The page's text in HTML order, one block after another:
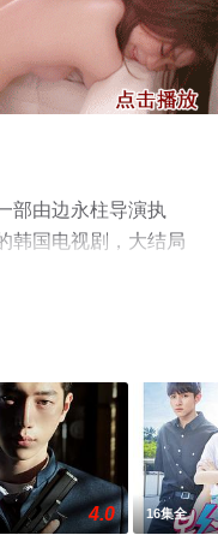
部由边永柱导演执
韩国电视剧，大结局
看高清无删减完整版
4.0 16集全